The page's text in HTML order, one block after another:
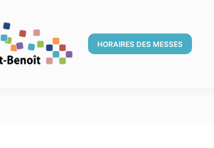
HORAIRES DES MESSES